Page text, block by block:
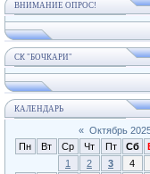
ВНИМАНИЕ ОПРОС!
СК "БОЧКАРИ"
КАЛЕНДАРЬ
« Октябрь
Пн
Вт Ср Чт Пт Сб
1
2 3 4